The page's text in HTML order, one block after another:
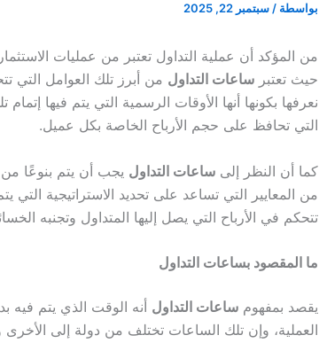
بواسطة / سبتمبر 22, 2025
من المؤكد أن عملية التداول تعتبر من عمليات
حيث تعتبر ساعات التداول من أبرز تلك العوامل التي
نعرفها بكونها أنها الأوقات الرسمية التي يتم فيها
التي تحافظ على حجم الأرباح الخاصة بكل عميل.
كما أن النظر إلى ساعات التداول يجب أن يتم بنوعًا
من المعايير التي تساعد على تحديد الاستراتيجية التي
تتحكم في الأرباح التي يصل إليها المتداول وتجنبه
ما المقصود بساعات التداول
يقصد بمفهوم ساعات التداول أنه الوقت الذي يتم فيه
العملية، وإن تلك الساعات تختلف من دولة إلى